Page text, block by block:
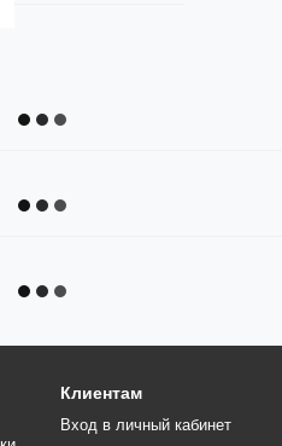
Клиентам
Вход в личный кабинет